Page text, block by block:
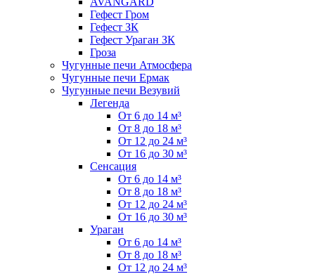
Гефест Гром
Гефест ЗК
Гефест Ураган ЗК
Гроза
Чугунные печи Атмосфера
Чугунные печи Ермак
Чугунные печи Везувий
Легенда
От 6 до 14 м³
От 8 до 18 м³
От 12 до 24 м³
От 16 до 30 м³
Сенсация
От 6 до 14 м³
От 8 до 18 м³
От 12 до 24 м³
От 16 до 30 м³
Ураган
От 6 до 14 м³
От 8 до 18 м³
От 12 до 24 м³